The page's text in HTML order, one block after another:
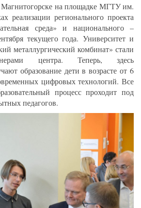
Магнитогорске на площадке МГТУ им.
реализации регионального проекта
среда» и национального –
текущего года. Университет и
металлургический комбинат» стали
центра. Теперь, здесь
образование дети в возрасте от 6
цифровых технологий. Все
процесс проходит под
педагогов.